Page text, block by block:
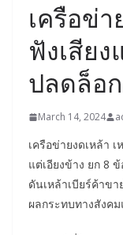
เครือข่
ฟังเสีย
ปลดล็อ
March 14, 2024
เครือข่ายงดเหล้า
แต่เอียงข้าง ยก 8
ดันเหล้าเบียร์ค้าข
ผลกระทบทางสังค